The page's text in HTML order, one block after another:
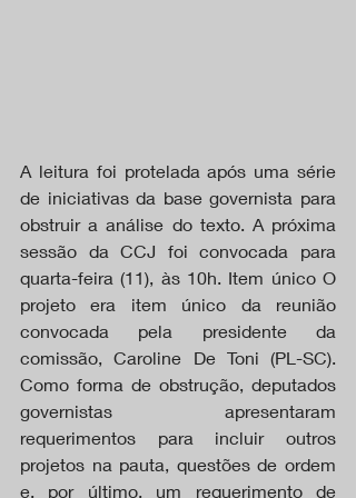
A leitura foi protelada após uma série
de iniciativas da base governista para
obstruir a análise do texto. A próxima
sessão da CCJ foi convocada para
quarta-feira (11), às 10h. Item único O
projeto era item único da reunião
convocada pela presidente da
comissão, Caroline De Toni (PL-SC).
Como forma de obstrução, deputados
governistas apresentaram
requerimentos para incluir outros
projetos na pauta, questões de ordem
e, por último, um requerimento de